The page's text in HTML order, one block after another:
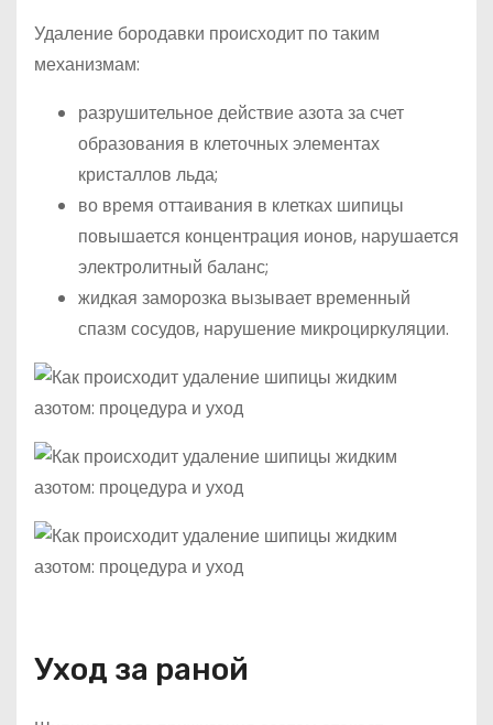
Удаление бородавки происходит по таким
механизмам:
разрушительное действие азота за счет
образования в клеточных элементах
кристаллов льда;
во время оттаивания в клетках шипицы
повышается концентрация ионов, нарушается
электролитный баланс;
жидкая заморозка вызывает временный
спазм сосудов, нарушение микроциркуляции.
Уход за раной